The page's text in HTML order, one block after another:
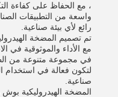
، مع الحفاظ على كفاءة
واسعة من التطبيقات
رائع لأي بيئة صناعية.
مع الأداء والموثوقية في
في مجموعة متنوعة من
لتكون فعالة في استخدام
صناعية.